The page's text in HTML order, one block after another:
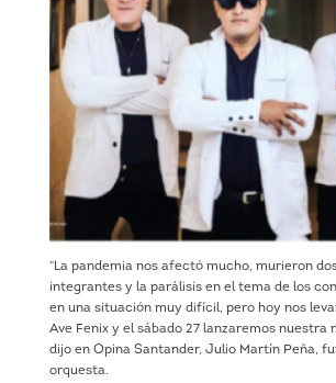
“La pandemia nos afectó mucho, murieron
integrantes y la parálisis en el tema de los
en una situación muy difícil, pero hoy nos
Ave Fenix y el sábado 27 lanzaremos nuestra
dijo en Opina Santander, Julio Martín Peña,
orquesta.